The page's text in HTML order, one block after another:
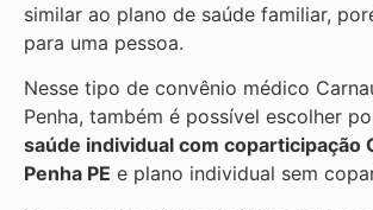
similar ao plano de saúde familiar,
para uma pessoa.
Nesse tipo de convênio médico
Penha, também é possível escolher
saúde individual com coparticipação
Penha PE e plano individual sem